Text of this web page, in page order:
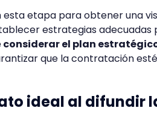
etapa para obtener una
estrategias adecuadas
considerar el plan
que la contratación esté
ideal al difundir